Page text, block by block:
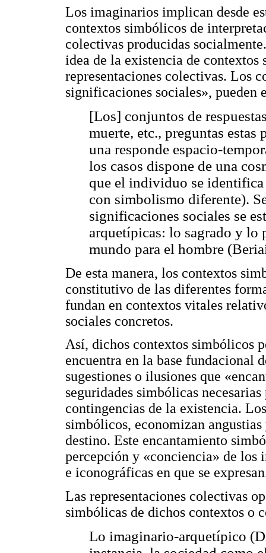
Los imaginarios implican desde
contextos simbólicos de
colectivas producidas
idea de la existencia de
representaciones colectivas. Los
significaciones sociales», pueden
[Los] conjuntos de
muerte, etc., preguntas estas
una responde espacio-
los casos dispone de una
que el individuo se identifica
con simbolismo diferente).
significaciones sociales se
arquetípicas: lo sagrado y
mundo para el hombre
De esta manera, los contextos
constitutivo de las diferentes
fundan en contextos vitales
sociales concretos.
Así, dichos contextos simbólicos
encuentra en la base fundacional
sugestiones o ilusiones que
seguridades simbólicas
contingencias de la existencia.
simbólicos, economizan
destino. Este encantamiento
percepción y «conciencia» de los
e iconográficas en que se
Las representaciones colectivas
simbólicas de dichos contextos o
Lo imaginario-arquetípico